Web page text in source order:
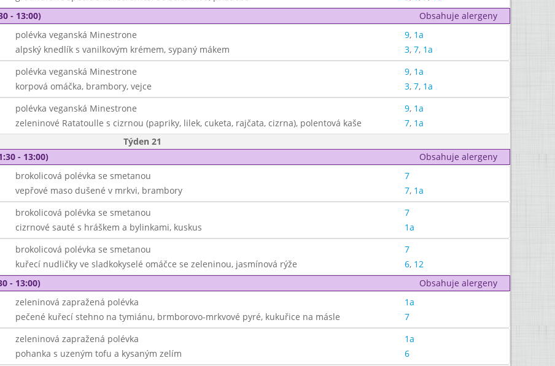
- 13:00) Obsahuje alergeny
polévka veganská Minestrone 9, 1a
alpský knedlík s vanilkovým krémem, sypaný mákem 3, 7, 1a
polévka veganská Minestrone 9, 1a
korpová omáčka, brambory, vejce 3, 7, 1a
polévka veganská Minestrone 9, 1a
zeleninové Ratatoulle s cizrnou (papriky, lilek, cuketa, rajčata, cizrna), polentová kaše 7, 1a
Týden 21
- 13:00) Obsahuje alergeny
brokolicová polévka se smetanou
7
vepřové maso dušené v mrkvi, brambory 7, 1a
brokolicová polévka se smetanou
7
cizrnové sauté s hráškem a bylinkami, kuskus 1a
brokolicová polévka se smetanou
7
kuřecí nudličky ve sladkokyselé omáčce se zeleninou, jasmínová rýže 6, 12
- 13:00) Obsahuje alergeny
zeleninová zapražená polévka
1a
pečené kuřecí stehno na tymiánu, brmborovo-mrkvové pyré, kukuřice na másle 7
zeleninová zapražená polévka
1a
pohanka s uzeným tofu a kysaným zelím 6